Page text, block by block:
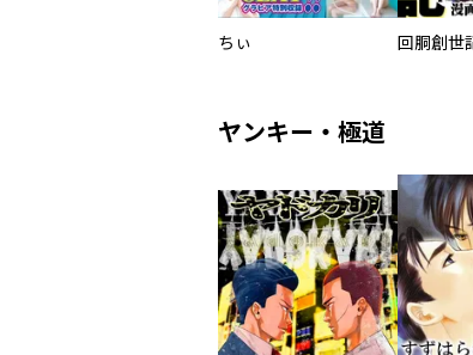
ちぃ
ヤンキー・極道